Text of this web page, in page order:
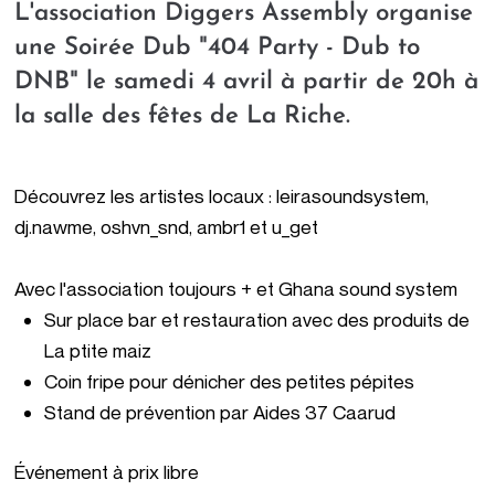
L'association Diggers Assembly organise
une Soirée Dub "404 Party - Dub to
DNB" le samedi 4 avril à partir de 20h à
la salle des fêtes de La Riche.
Découvrez les artistes locaux :leirasoundsystem,
dj.nawme,oshvn_snd,ambr1et u_get
Avecl'association toujours +etGhana sound system
Sur place bar et restauration avec des produits de
La ptite maiz
Coin fripe pour dénicher des petites pépites
Stand de prévention parAides 37 Caarud
Événement à prix libre